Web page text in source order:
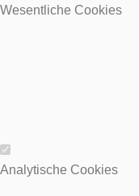
Wesentliche Cookies
Wesentliche Cookies
Analytische Cookies